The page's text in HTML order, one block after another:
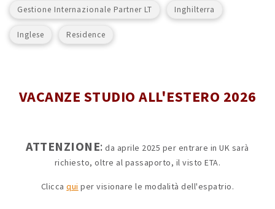
Gestione Internazionale Partner LT Inghilterra
Inglese Residence
VACANZE STUDIO ALL'ESTERO 2026
ATTENZIONE: da aprile 2025 per entrare in UK sarà
richiesto, oltre al passaporto, il visto ETA.
Cliccaqui per visionare le modalità dell'espatrio.